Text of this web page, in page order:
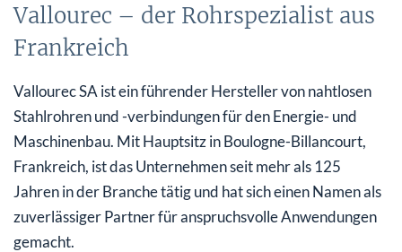
Vallourec – der Rohrspezialist aus
Frankreich
Vallourec SA ist ein führender Hersteller von nahtlosen
Stahlrohren und -verbindungen für den Energie- und
Maschinenbau. Mit Hauptsitz in Boulogne-Billancourt,
Frankreich, ist das Unternehmen seit mehr als 125
Jahren in der Branche tätig und hat sich einen Namen als
zuverlässiger Partner für anspruchsvolle Anwendungen
gemacht.